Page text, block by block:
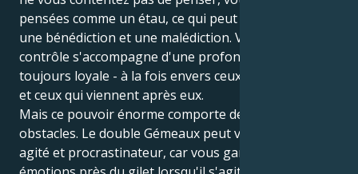
pensées comme un étau, ce qui peut être à la fois
une bénédiction et une malédiction. Votre besoin de
contrôle s'accompagne d'une profonde émotion,
toujours loyale - à la fois envers ceux que vous aimez
et ceux qui viennent après eux.
Mais ce pouvoir énorme comporte de sérieux
obstacles. Le double Gémeaux peut vous rendre très
agité et procrastinateur, car vous gardez vos